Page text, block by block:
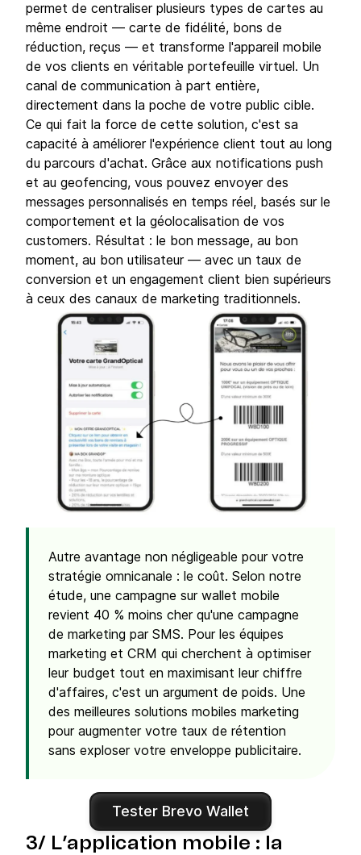
permet de centraliser plusieurs types de cartes au
même endroit — carte de fidélité, bons de
réduction, reçus — et transforme l'appareil mobile
de vos clients en véritable portefeuille virtuel. Un
canal de communication à part entière,
directement dans la poche de votre public cible.
Ce qui fait la force de cette solution, c'est sa
capacité à améliorer l'expérience client tout au long
du parcours d'achat. Grâce aux notifications push
et au geofencing, vous pouvez envoyer des
messages personnalisés en temps réel, basés sur le
comportement et la géolocalisation de vos
customers. Résultat : le bon message, au bon
moment, au bon utilisateur — avec un taux de
conversion et un engagement client bien supérieurs
à ceux des canaux de marketing traditionnels.
Autre avantage non négligeable pour votre
stratégie omnicanale : le coût. Selon notre
étude, une campagne sur wallet mobile
revient 40 % moins cher qu'une campagne
de marketing par SMS. Pour les équipes
marketing et CRM qui cherchent à optimiser
leur budget tout en maximisant leur chiffre
d'affaires, c'est un argument de poids. Une
des meilleures solutions mobiles marketing
pour augmenter votre taux de rétention
sans exploser votre enveloppe publicitaire.
Tester Brevo Wallet
3/ L’application mobile : la